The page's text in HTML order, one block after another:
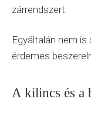
zárrendszert
Egyáltalán nem
érdemes
A kilincs és a